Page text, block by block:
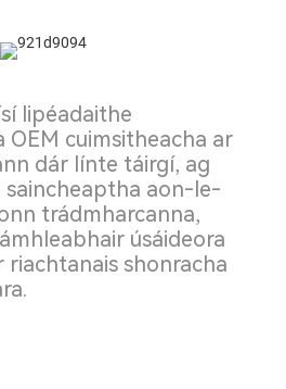
lipéadaithe
OEM cuimsitheacha ar
dár línte táirgí, ag
aon-le-
trádmharcanna,
úsáideora
riachtanais shonracha